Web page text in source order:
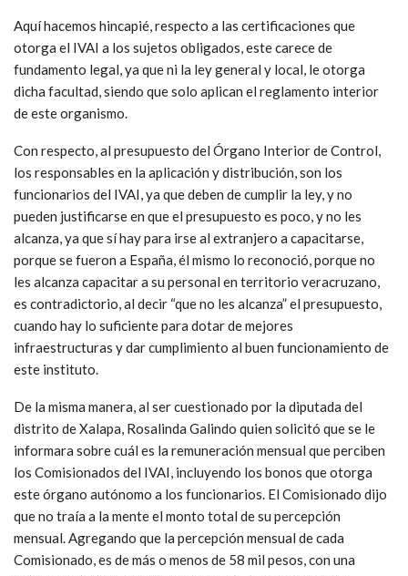
Aquí hacemos hincapié, respecto a las certificaciones que
otorga el IVAI a los sujetos obligados, este carece de
fundamento legal, ya que ni la ley general y local, le otorga
dicha facultad, siendo que solo aplican el reglamento interior
de este organismo.
Con respecto, al presupuesto del Órgano Interior de Control,
los responsables en la aplicación y distribución, son los
funcionarios del IVAI, ya que deben de cumplir la ley, y no
pueden justificarse en que el presupuesto es poco, y no les
alcanza, ya que sí hay para irse al extranjero a capacitarse,
porque se fueron a España, él mismo lo reconoció, porque no
les alcanza capacitar a su personal en territorio veracruzano,
es contradictorio, al decir “que no les alcanza” el presupuesto,
cuando hay lo suficiente para dotar de mejores
infraestructuras y dar cumplimiento al buen funcionamiento de
este instituto.
De la misma manera, al ser cuestionado por la diputada del
distrito de Xalapa, Rosalinda Galindo quien solicitó que se le
informara sobre cuál es la remuneración mensual que perciben
los Comisionados del IVAI, incluyendo los bonos que otorga
este órgano autónomo a los funcionarios. El Comisionado dijo
que no traía a la mente el monto total de su percepción
mensual. Agregando que la percepción mensual de cada
Comisionado, es de más o menos de 58 mil pesos, con una